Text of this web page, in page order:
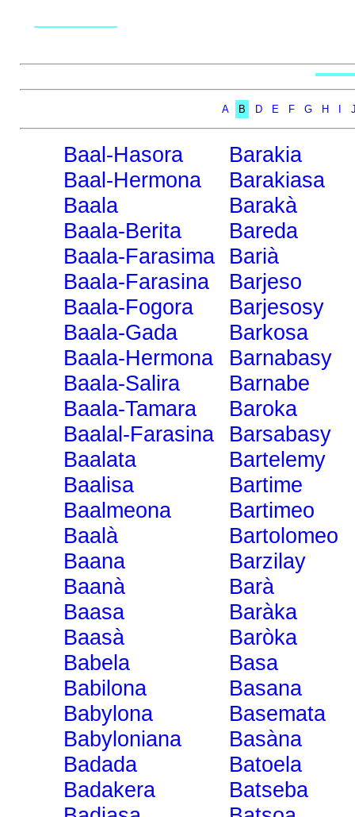
A B D E F G H
Baal-Hasora
Baal-Hermona
Baala
Baala-Berita
Baala-Farasima
Baala-Farasina
Baala-Fogora
Baala-Gada
Baala-Hermona
Baala-Salira
Baala-Tamara
Baalal-Farasina
Baalata
Baalisa
Baalmeona
Baalà
Baana
Baanà
Baasa
Baasà
Babela
Babilona
Babylona
Babyloniana
Badada
Badakera
Barakia
Barakiasa
Barakà
Bareda
Barià
Barjeso
Barjesosy
Barkosa
Barnabasy
Barnabe
Baroka
Barsabasy
Bartelemy
Bartime
Bartimeo
Bartolomeo
Barzilay
Barà
Baràka
Baròka
Basa
Basana
Basemata
Basàna
Batoela
Batseba